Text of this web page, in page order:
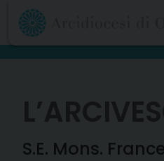
Skip
content
S.E. Mons.